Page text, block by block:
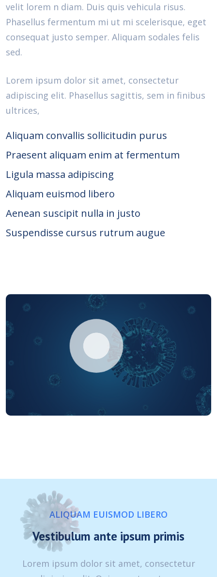
velit lorem n diam. Duis quis vehicula risus.
Phasellus fermentum mi ut mi scelerisque, eget
consequat justo semper. Aliquam sodales felis
sed.
Lorem ipsum dolor sit amet, consectetur
adipiscing elit. Phasellus sagittis, sem in finibus
ultrices,
Aliquam convallis sollicitudin purus
Praesent aliquam enim at fermentum
Ligula massa adipiscing
Aliquam euismod libero
Aenean suscipit nulla in justo
Suspendisse cursus rutrum augue
ALIQUAM EUISMOD LIBERO
Vestibulum ante ipsum primis
Lorem ipsum dolor sit amet, consectetur